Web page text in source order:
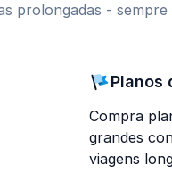
prolongadas -
Planos
Compra
grandes
viagens